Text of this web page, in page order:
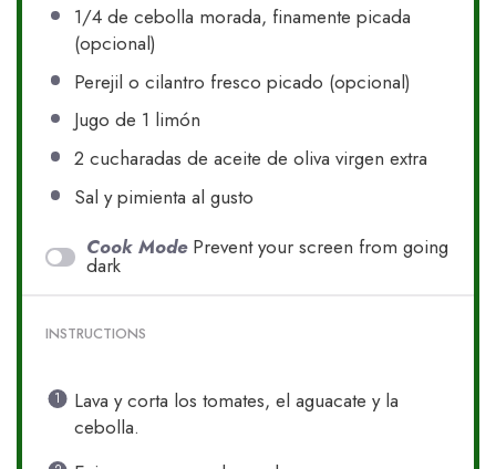
1/4de cebolla morada, finamente picada
(opcional)
Perejil o cilantro fresco picado (opcional)
Jugo de 1 limón
2 cucharadas de aceite de oliva virgen extra
Sal y pimienta al gusto
Cook Mode Prevent your screen from going
dark
INSTRUCTIONS
Lava y corta los tomates, el aguacate y la
cebolla.